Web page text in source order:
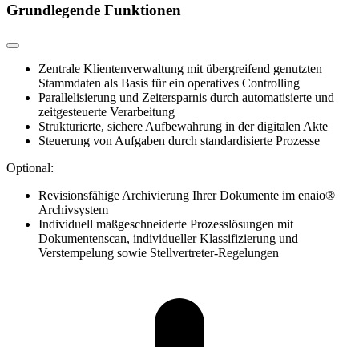
Grundlegende Funktionen
Zentrale Klientenverwaltung mit übergreifend genutzten
Stammdaten als Basis für ein operatives Controlling
Parallelisierung und Zeitersparnis durch automatisierte und
zeitgesteuerte Verarbeitung
Strukturierte, sichere Aufbewahrung in der digitalen Akte
Steuerung von Aufgaben durch standardisierte Prozesse
Optional:
Revisionsfähige Archivierung Ihrer Dokumente im enaio®
Archivsystem
Individuell maßgeschneiderte Prozesslösungen mit
Dokumentenscan, individueller Klassifizierung und
Verstempelung sowie Stellvertreter-Regelungen